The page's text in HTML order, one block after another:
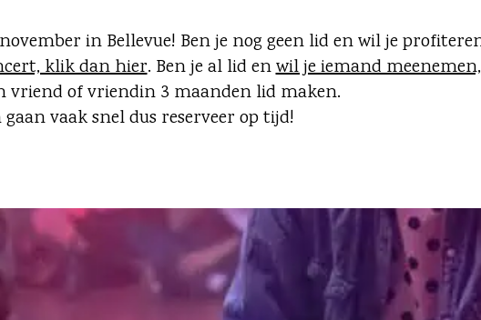
november in Bellevue! Ben je nog geen lid en wil je
klik dan hier. Ben je al lid enwil je iemand
vriend of vriendin 3 maanden lid maken.
vaak snel dus reserveer op tijd!